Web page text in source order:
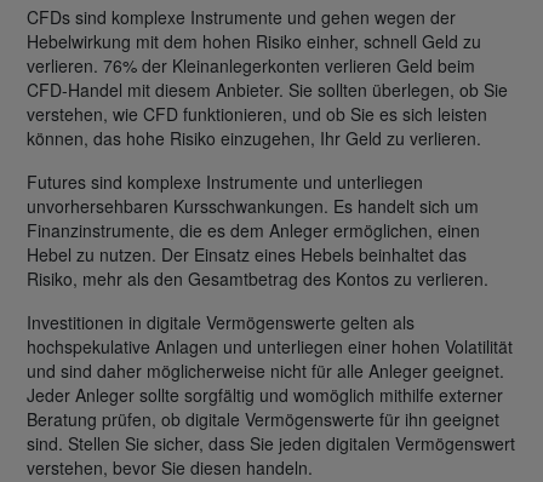
CFDs sind komplexe Instrumente und gehen wegen der
Hebelwirkung mit dem hohen Risiko einher, schnell Geld zu
verlieren. 76% der Kleinanlegerkonten verlieren Geld beim
CFD-Handel mit diesem Anbieter. Sie sollten überlegen, ob Sie
verstehen, wie CFD funktionieren, und ob Sie es sich leisten
können, das hohe Risiko einzugehen, Ihr Geld zu verlieren.
Futures sind komplexe Instrumente und unterliegen
unvorhersehbaren Kursschwankungen. Es handelt sich um
Finanzinstrumente, die es dem Anleger ermöglichen, einen
Hebel zu nutzen. Der Einsatz eines Hebels beinhaltet das
Risiko, mehr als den Gesamtbetrag des Kontos zu verlieren.
Investitionen in digitale Vermögenswerte gelten als
hochspekulative Anlagen und unterliegen einer hohen Volatilität
und sind daher möglicherweise nicht für alle Anleger geeignet.
Jeder Anleger sollte sorgfältig und womöglich mithilfe externer
Beratung prüfen, ob digitale Vermögenswerte für ihn geeignet
sind. Stellen Sie sicher, dass Sie jeden digitalen Vermögenswert
verstehen, bevor Sie diesen handeln.